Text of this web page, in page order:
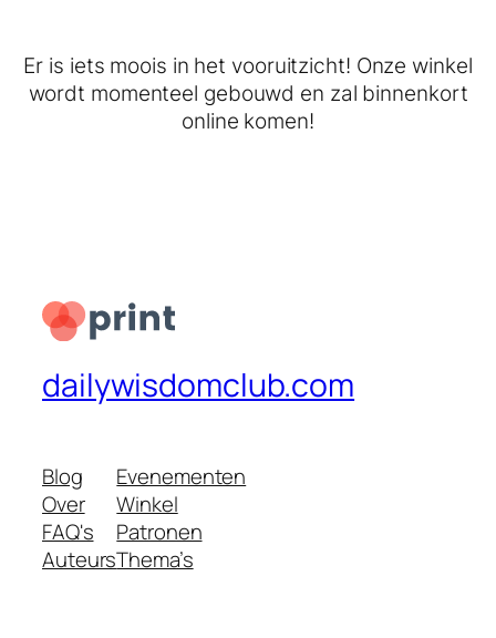
Er is iets moois in het vooruitzicht! Onze winkel
wordt momenteel gebouwd en zal binnenkort
online komen!
dailywisdomclub.com
Blog
Over
FAQ's
Auteurs
Evenementen
Winkel
Patronen
Thema’s